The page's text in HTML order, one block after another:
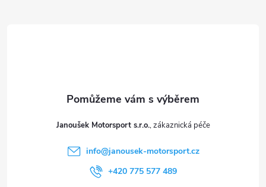
Janoušek Motorsport s.r.o.
info@janousek-motorsport.cz
+420 775 577 489